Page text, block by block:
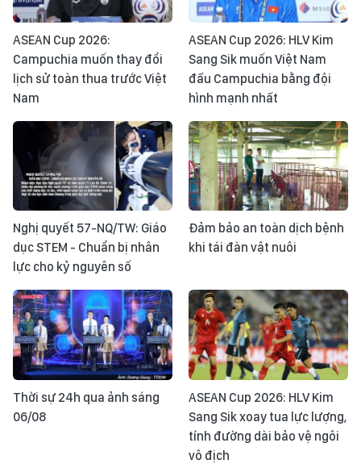
ASEAN Cup 2026:
Campuchia muốn thay đổi
lịch sử toàn thua trước Việt
Nam
ASEAN Cup 2026: HLV Kim
Sang Sik muốn Việt Nam
đấu Campuchia bằng đội
hình mạnh nhất
Nghị quyết 57-NQ/TW: Giáo
dục STEM - Chuẩn bị nhân
lực cho kỷ nguyên số
Đảm bảo an toàn dịch bệnh
khi tái đàn vật nuôi
Thời sự 24h qua ảnh sáng
06/08
ASEAN Cup 2026: HLV Kim
Sang Sik xoay tua lực lượng,
tính đường dài bảo vệ ngôi
vô địch